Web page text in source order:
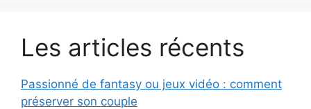
Les articles récents
Passionné de fantasy ou jeux vidéo : comment
préserver son couple